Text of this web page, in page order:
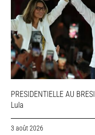
PRESIDENTIELLE AU
Lula
3 août 2026